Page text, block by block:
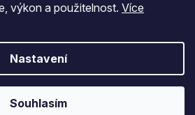
výkon a použitelnost. Více
Nastavení
Souhlasím
E-mail
e-mailu souhlasíte s
osobních údajů